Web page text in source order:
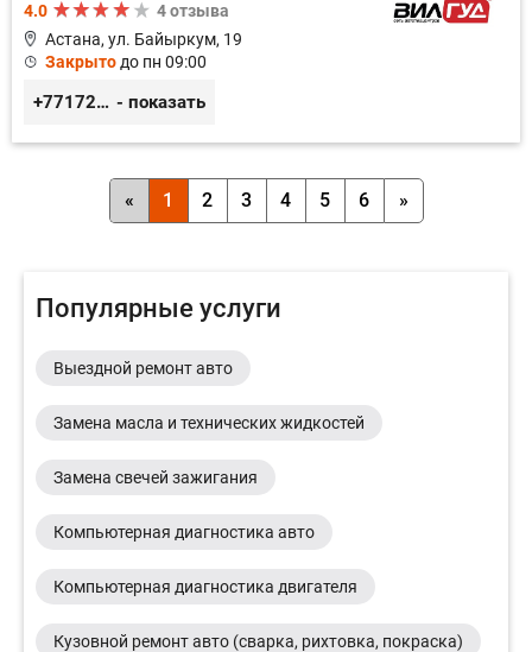
4.0
4 отзыва
Астана, ул. Байыркум, 19
Закрытодо пн 09:00
+77172978380 - показать
« 1 2 3 4 5 6 »
Популярные услуги
Выездной ремонт авто
Замена масла и технических жидкостей
Замена свечей зажигания
Компьютерная диагностика авто
Компьютерная диагностика двигателя
Кузовной ремонт авто (сварка, рихтовка, покраска)